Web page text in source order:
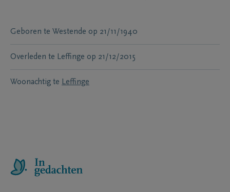
Geboren te Westende op 21/11/1940
Overleden te Leffinge op 21/12/2015
Woonachtig te Leffinge